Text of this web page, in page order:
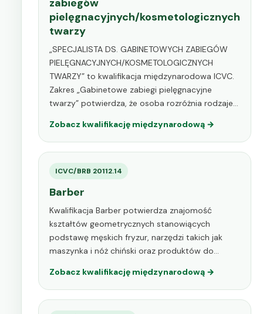
zabiegów
pielęgnacyjnych/kosmetologicznych
twarzy
„SPECJALISTA DS. GABINETOWYCH ZABIEGÓW
PIELĘGNACYJNYCH/KOSMETOLOGICZNYCH
TWARZY” to kwalifikacja międzynarodowa ICVC.
Zakres „Gabinetowe zabiegi pielęgnacyjne
twarzy” potwierdza, że osoba rozróżnia rodzaje…
Zobacz kwalifikację międzynarodową →
ICVC/BRB 20112.14
Barber
Kwalifikacja Barber potwierdza znajomość
kształtów geometrycznych stanowiących
podstawę męskich fryzur, narzędzi takich jak
maszynka i nóż chiński oraz produktów do…
Zobacz kwalifikację międzynarodową →